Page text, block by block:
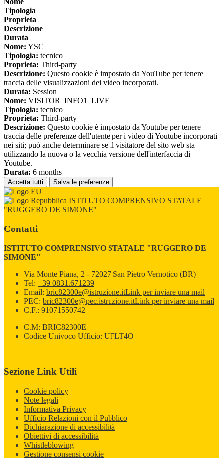
Nome
Tipologia
Proprieta
Descrizione
Durata
Nome: YSC
Tipologia: tecnico
Proprieta: Third-party
Descrizione: Questo cookie è impostato da YouTube per tenere
traccia delle visualizzazioni dei video incorporati.
Durata: Session
Nome: VISITOR_INFO1_LIVE
Tipologia: tecnico
Proprieta: Third-party
Descrizione: Questo cookie è impostato da Youtube per tenere
traccia delle preferenze dell'utente per i video di Youtube incorporati
nei siti; può anche determinare se il visitatore del sito web sta
utilizzando la nuova o la vecchia versione dell'interfaccia di
Youtube.
Durata: 6 months
Accetta tutti Salva le preferenze
ISTITUTO COMPRENSIVO STATALE
"RUGGERO DE SIMONE"
Contatti
ISTITUTO COMPRENSIVO STATALE "RUGGERO DE
SIMONE"
Via Monte Piana, 2 - 72027 San Pietro Vernotico (BR)
Tel: +39 0831.671239
Email: bric82300e@istruzione.itLink per inviare una mail
PEC: bric82300e@pec.istruzione.itLink per inviare una mail
C.F.: 91071550742
C.M: BRIC82300E
Codice Univoco Ufficio: UFLT4O
Sezione Link Utili
Cookie policy
Note legali
Informativa Privacy
Ufficio Relazioni con il Pubblico
Dichiarazione di accessibilità
Obiettivi di accessibilità
Whistleblowing
Gestione consensi cookie